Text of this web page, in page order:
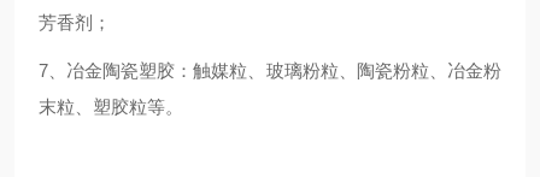
芳香剂；
7、冶金陶瓷塑胶：触媒粒、玻璃粉粒、陶瓷粉粒、冶金粉
末粒、塑胶粒等。